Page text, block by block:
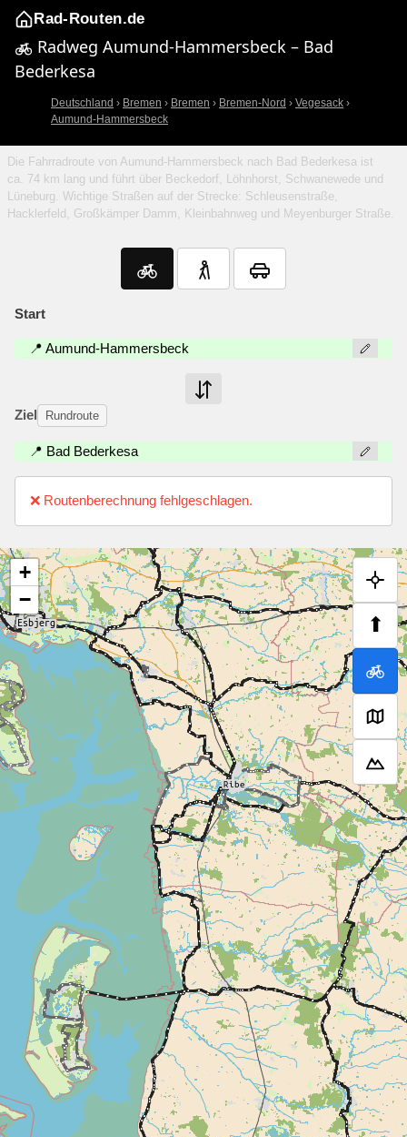
Rad-Routen.de
Radweg Aumund-Hammersbeck – Bad
Bederkesa
Deutschland › Bremen › Bremen › Bremen-Nord › Vegesack ›
Aumund-Hammersbeck
Die Fahrradroute von Aumund-Hammersbeck nach Bad Bederkesa ist
ca. 74 km lang und führt über Beckedorf, Löhnhorst, Schwanewede und
Lüneburg. Wichtige Straßen auf der Strecke: Schleusenstraße,
Hacklerfeld, Großkämper Damm, Kleinbahnweg und Meyenburger Straße.
Start
📍 Aumund-Hammersbeck
Ziel Rundroute
📍 Bad Bederkesa
❌ Routenberechnung fehlgeschlagen.
⬆
+
−